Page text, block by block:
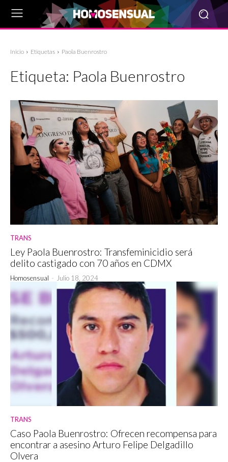
Inicio Etiquetas Paola Buenrostro
Etiqueta: Paola Buenrostro
TRANS
Ley Paola Buenrostro: Transfeminicidio será
delito castigado con 70 años en CDMX
Homosensual - Julio 18, 2024
TRANS
Caso Paola Buenrostro: Ofrecen recompensa para
encontrar a asesino Arturo Felipe Delgadillo
Olvera